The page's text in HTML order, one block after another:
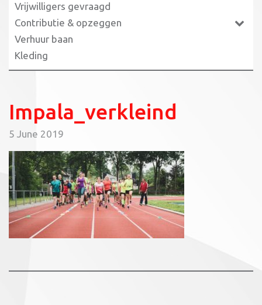
Vrijwilligers gevraagd
Contributie & opzeggen
Verhuur baan
Kleding
Impala_verkleind
5 June 2019